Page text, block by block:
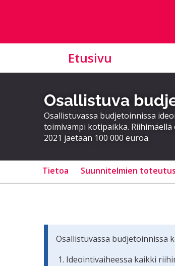
Etusivu
Osallistuva
Osallistuvassa budjetoinnissa
toimivampi kotipaikka.
2021 jaetaan 100 000 euroa.
Tietoa Suunnitelmien toteutus
Osallistuvassa budjetoinnissa
Ideointivaiheessa kaikki